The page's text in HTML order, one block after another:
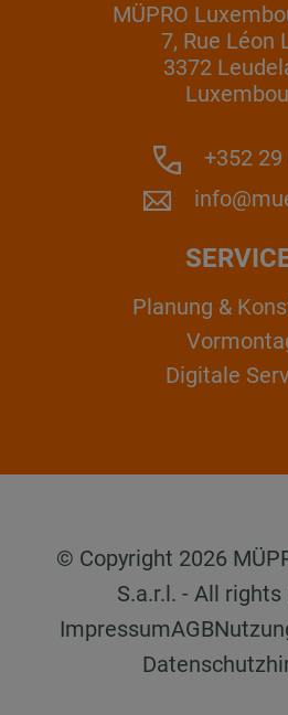
MÜPRO
7, Rue Léon
3372
+352 29
Planung &
Digitale
© Copyright 2026
S.a.r.l. - All
ImpressumAGB